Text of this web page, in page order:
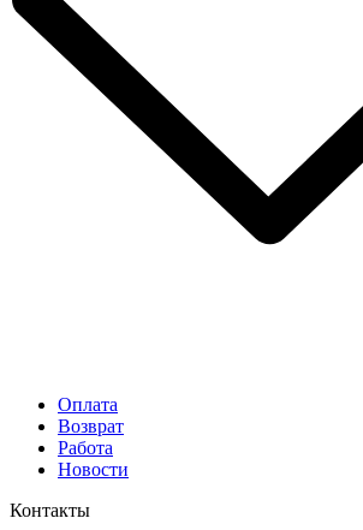
Оплата
Возврат
Работа
Новости
Контакты